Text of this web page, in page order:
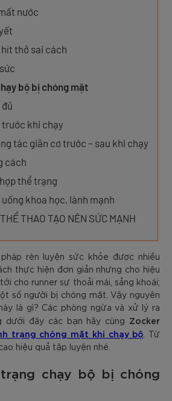
nước
thở sai cách
bộ bị chóng mặt
trước khi chạy
tác giãn cơ trước – sau khi chạy
cách
thể trạng
uống khoa học, lành mạnh
THAO TẠO NÊN SỨC MẠNH
rèn luyện sức khỏe được nhiều
thực hiện đơn giản nhưng cho hiệu
cho runner sự thoải mái, sảng khoái;
số người bị chóng mặt. Vậy nguyên
là gì? Các phòng ngừa và xử lý ra
dưới đây các bạn hãy cùng Zocker
trạng chóng mặt khi chạy bộ . Từ
hiệu quả tập luyện nhé.
chạy bộ bị chóng